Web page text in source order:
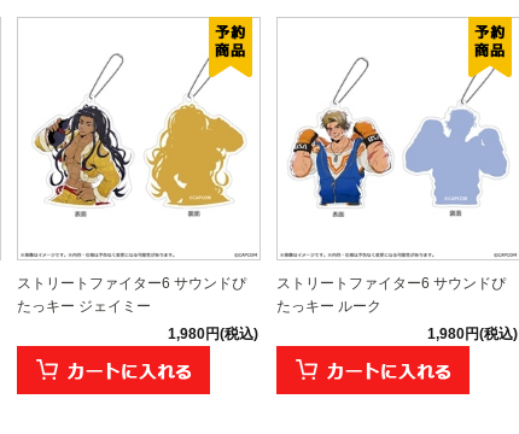
ストリートファイター6 サウンドぴ
たっキー ジェイミー
1,980円(税込)
ストリートファイター6 サウンドぴ
たっキー ルーク
1,980円(税込)